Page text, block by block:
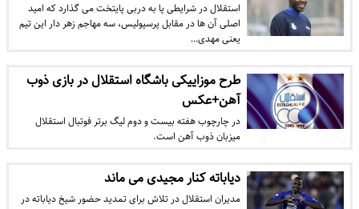
استقلال در شرایطی پا به دربی پایتخت می گذارد که امید
اصلی آن ها در مقابل پرسپولیس، سه مهاجم زهر دار این تیم
یعنی مهدی…
طرح موزاییکی باشگاه استقلال در بازی ذوب
آهن+عکس
در چارچوب هفته بیست و دوم لیگ برتر فوتبال استقلال
میزبان ذوب آهن است.
دیاباته کنار مجیدی می ماند
مدیران استقلال در تلاش برای تمدید حضور شیخ دیاباته در